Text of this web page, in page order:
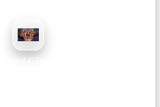
Vote auf GTop100